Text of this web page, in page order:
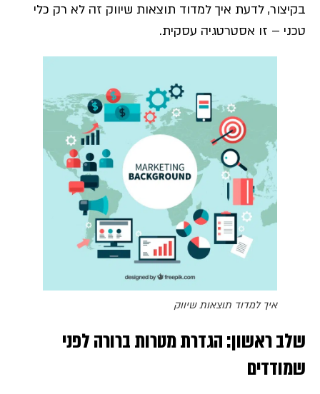
בקיצור, לדעת איך למדוד תוצאות שיווק זה לא רק כלי
טכני – זו אסטרטגיה עסקית.
איך למדוד תוצאות שיווק
שלב ראשון: הגדרת מטרות ברורה לפני
שמודדים